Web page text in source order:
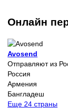
Онлайн
Avosend
Отправляют из
Россия
Армения
Бангладеш
Еще 24 страны